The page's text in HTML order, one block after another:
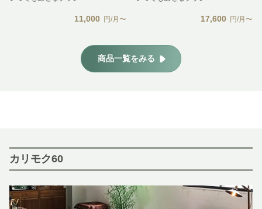
11,000 円/月〜 17,600 円/月〜
商品一覧をみる
カリモク60